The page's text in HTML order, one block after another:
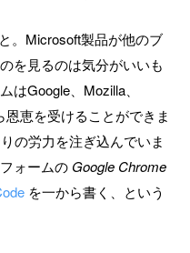
。Microsoft製品が他のブ
を見るのは気分がいいも
はGoogle、Mozilla、
恵を受けることができま
の労力を注ぎ込んでいま
ォームの Google Chrome
を一から書く、という